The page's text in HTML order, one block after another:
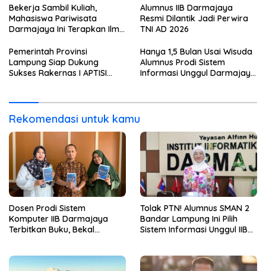
Sensor dan Aktuator
Haru
Bekerja Sambil Kuliah,
Mahasiswa Pariwisata
Darmajaya Ini Terapkan Ilmu
Alumnus IIB Darmajaya
Resmi Dilantik Jadi Perwira
TNI AD 2026
Pemerintah Provinsi
Lampung Siap Dukung
Sukses Rakernas I APTISI
Hanya 1,5 Bulan Usai Wisuda
Alumnus Prodi Sistem
Informasi Unggul Darmajaya
Rekomendasi untuk kamu
Dosen Prodi Sistem
Komputer IIB Darmajaya
Terbitkan Buku, Bekal
Tolak PTN! Alumnus SMAN 2
Bandar Lampung Ini Pilih
Sistem Informasi Unggul IIB